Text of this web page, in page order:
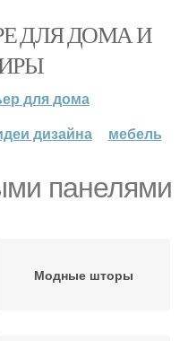
ДЛЯ ДОМА И
для дома
дизайна мебель
панелями
Модные шторы